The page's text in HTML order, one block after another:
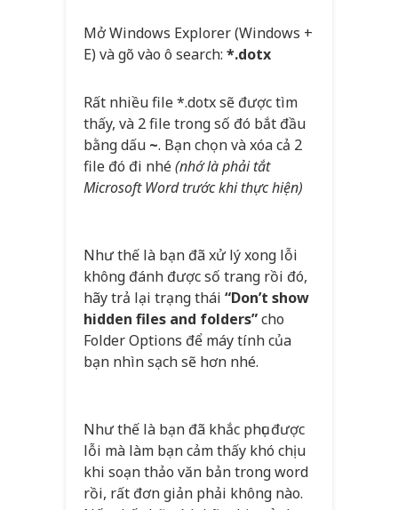
Mở Windows Explorer (Windows +
E) và gõ vào ô search: *.dotx
Rất nhiều file *.dotx sẽ được tìm
thấy, và 2 file trong số đó bắt đầu
bằng dấu ~. Bạn chọn và xóa cả 2
file đó đi nhé(nhớ là phải tắt
Microsoft Word trước khi thực hiện)
Như thế là bạn đã xử lý xong lỗi
không đánh được số trang rồi đó,
hãy trả lại trạng thái “Don’t show
hidden files and folders”cho
Folder Options để máy tính của
bạn nhìn sạch sẽ hơn nhé.
Như thế là bạn đã khắc phục được
lỗi mà làm bạn cảm thấy khó chịu
khi soạn thảo văn bản trong word
rồi, rất đơn giản phải không nào.